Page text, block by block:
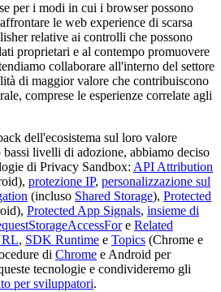
per i modi in cui i browser possono
le web experience di scarsa
relative ai controlli che possono
proprietari e al contempo promuovere
collaborare all'interno del settore
di maggior valore che contribuiscono
comprese le esperienze correlate agli
dell'ecosistema sul loro valore
livelli di adozione, abbiamo deciso
di Privacy Sandbox: API Attribution
protezione IP, personalizzazione sul
(incluso Shared Storage), Protected
Protected App Signals, insieme di
e Related
, SDK Runtime e Topics (Chrome e
di Chrome e Android per
tecnologie e condivideremo gli
per sviluppatori.